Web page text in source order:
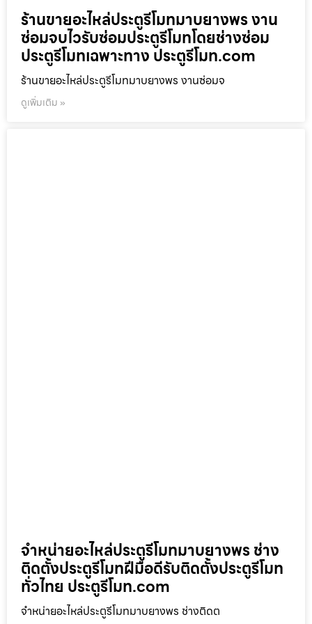
ร้านขายอะไหล่ประตูรีโมทมาบยางพร งาน
ซ่อมจบไวรับซ่อมประตูรีโมทโดยช่างซ่อม
ประตูรีโมทเฉพาะทาง ประตูรีโมท.com
ร้านขายอะไหล่ประตูรีโมทมาบยางพร งานซ่อมจ
ดูเพิ่มเติม »
จำหน่ายอะไหล่ประตูรีโมทมาบยางพร ช่าง
ติดตั้งประตูรีโมทฝีมือดีรับติดตั้งประตูรีโมท
ทั่วไทย ประตูรีโมท.com
จำหน่ายอะไหล่ประตูรีโมทมาบยางพร ช่างติดต